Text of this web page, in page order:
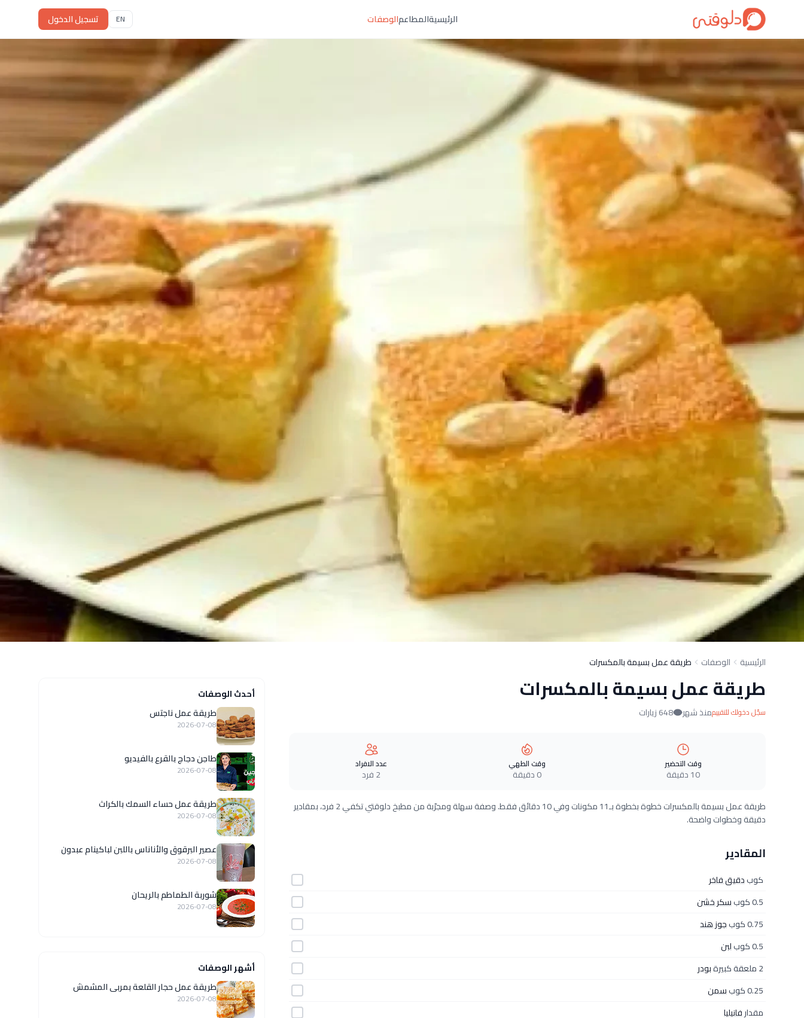
الرئيسيةالمطاعمالوصفات EN تسجيل الدخول
الرئيسية الوصفات طريقة عمل بسيمة بالمكسرات
طريقة عمل بسيمة بالمكسرات
سجّل دخولك للتقييممنذ شهر 648 زيارات
وقت التحضير
10 دقيقة
وقت الطهي
0 دقيقة
عدد الافراد
2 فرد
طريقة عمل بسيمة بالمكسرات خطوة بخطوة بـ11 مكونات وفي 10 دقائق فقط. وصفة سهلة ومجرّبة من مطبخ دلوقتي تكفي 2 فرد، بمقادير
دقيقة وخطوات واضحة.
المقادير
كوبدقيق فاخر
0.5 كوب
سكر خشن
0.75 كوب
جوز هند
0.5 كوب
لبن
2 ملعقة كبيرة
بودر
0.25 كوب
سمن
مقدارفانيليا
أحدث الوصفات
طريقة عمل ناجتس
2026-07-08
طاجن دجاج بالقرع بالفيديو
2026-07-08
طريقة عمل حساء السمك بالكراث
2026-07-08
عصير البرقوق والأناناس باللبن لباكينام عبدون
2026-07-08
شوربة الطماطم بالريحان
2026-07-08
أشهر الوصفات
طريقة عمل حجار القلعة بمربى المشمش
2026-07-08